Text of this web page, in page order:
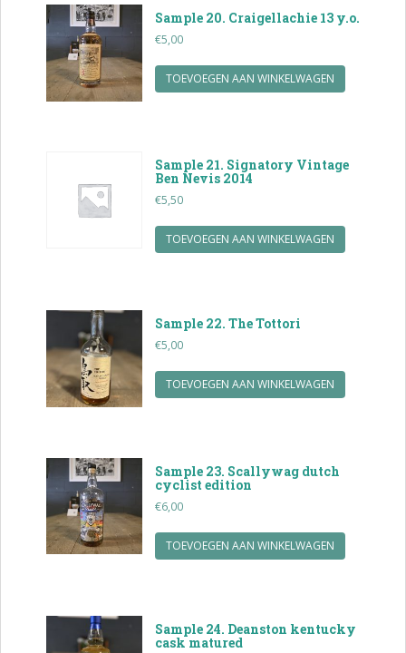
Sample 20. Craigellachie 13 y.o.
€5,00
TOEVOEGEN AAN WINKELWAGEN
Sample 21. Signatory Vintage
Ben Nevis 2014
€5,50
TOEVOEGEN AAN WINKELWAGEN
Sample 22. The Tottori
€5,00
TOEVOEGEN AAN WINKELWAGEN
Sample 23. Scallywag dutch
cyclist edition
€6,00
TOEVOEGEN AAN WINKELWAGEN
Sample 24. Deanston kentucky
cask matured